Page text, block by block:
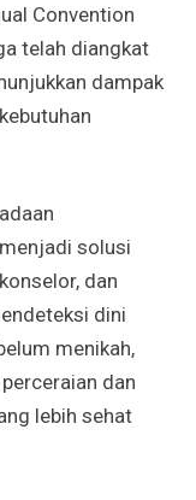
Convention
telah diangkat
dampak
solusi
dan
dini
menikah,
dan
lebih sehat